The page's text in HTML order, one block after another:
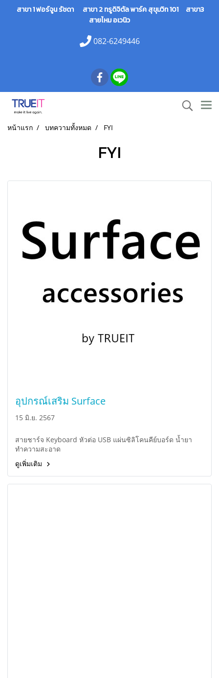
สาขา 1 ฟอร์จูน รัชดา สาขา 2 ทรูดิจิตัล พาร์ค สุขุมวิท 101 สาขา3
สายไหม อเวนิว
082-6249446
หน้าแรก บทความทั้งหมด FYI
FYI
อุปกรณ์เสริม Surface
15 มิ.ย. 2567
สายชาร์จ Keyboard หัวต่อ USB แผ่นซิลิโคนคีย์บอร์ด น้ำยา
ทำความสะอาด
ดูเพิ่มเติม